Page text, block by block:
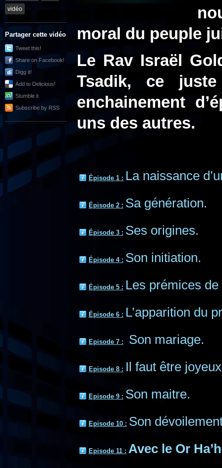
vidéo
Partager cette vidéo
Tweet this!
Share on Facebook!
Digg it!
Add to Delicious!
Stumble it
Subscribe by RSS
moral du peuple
Le Rav Israël
Tsadik, ce
enchainement
uns des autres.
Épisode 1 : La naissance
Épisode 2 : Sa génération.
Épisode 3 : Ses origines.
Épisode 4 : Son initiation.
Épisode 5 : Les prémices
Épisode 6 : L’apparition du
Episode 7 : Son mariage.
Episode 8 : Il faut être
Episode 9 : Son maitre.
Episode 10 : Son
Episode 11 : Avec le Or